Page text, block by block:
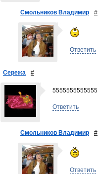
Смольников Владимир #
Ответить
Сережа #
5555555555555
Ответить
Смольников Владимир #
Ответить